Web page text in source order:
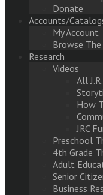
Donate
Accounts/
My Account
Browse
Research
Videos
All
How
JRC
Preschool
4th Grade
Adult
Senior
Business